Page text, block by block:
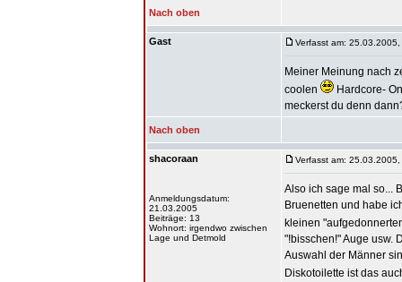
Nach oben
Gast Verfasst am:
Meiner Meinung nach
coolen
Hardcore-
meckerst du denn
Nach oben
shacoraan
Anmeldungsdatum:
21.03.2005
Beiträge: 13
Wohnort: irgendwo zwischen
Lage und Detmold
Verfasst am:
Also ich sage mal so...
Bruenetten und habe
kleinen
"!bisschen!" Auge usw.
Auswahl der Männer
Diskotoilette ist das